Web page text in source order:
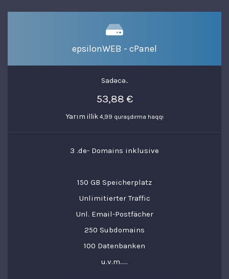
epsilonWEB - cPanel
Sadəcə..
53,88 €
Yarım illik 4,99 quraşdırma haqqı
3 .de- Domains inklusive
150 GB Speicherplatz
Unlimitierter Traffic
Unl. Email-Postfächer
250 Subdomains
100 Datenbanken
u.v.m.....